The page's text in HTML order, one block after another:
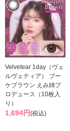
Velvetear 1day（ヴェ
ルヴェティア） ブー
ケブラウン えみ姉プ
ロデュース（10枚入
り）
1,694円(税込)